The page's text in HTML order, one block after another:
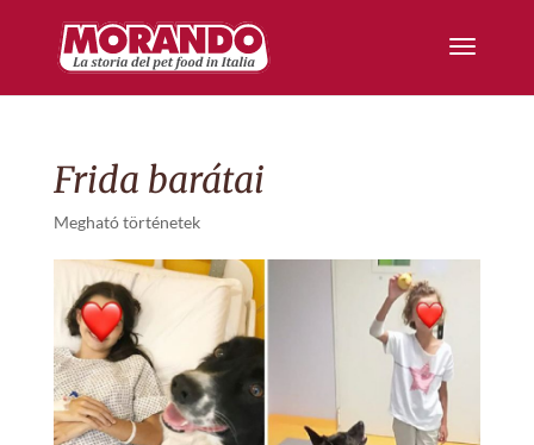
Frida barátai
Megható történetek